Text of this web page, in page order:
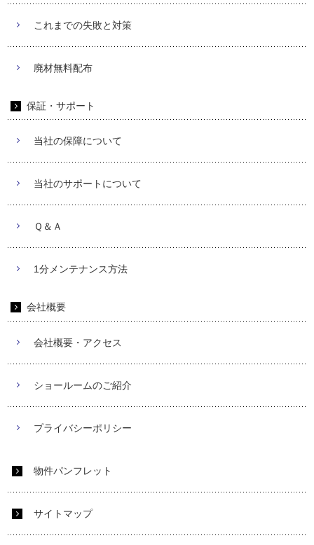
これまでの失敗と対策
廃材無料配布
保証・サポート
当社の保障について
当社のサポートについて
Ｑ＆Ａ
1分メンテナンス方法
会社概要
会社概要・アクセス
ショールームのご紹介
プライバシーポリシー
物件パンフレット
サイトマップ